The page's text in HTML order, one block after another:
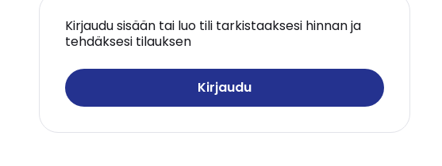
Kirjaudu sisään tai luo tili tarkistaaksesi hinnan ja
tehdäksesi tilauksen
Kirjaudu